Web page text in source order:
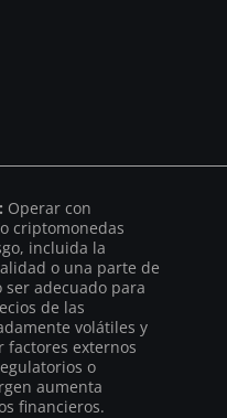
Operar con
criptomonedas
incluida la
o una parte de
adecuado para
de las
volátiles y
factores externos
o
aumenta
financieros.